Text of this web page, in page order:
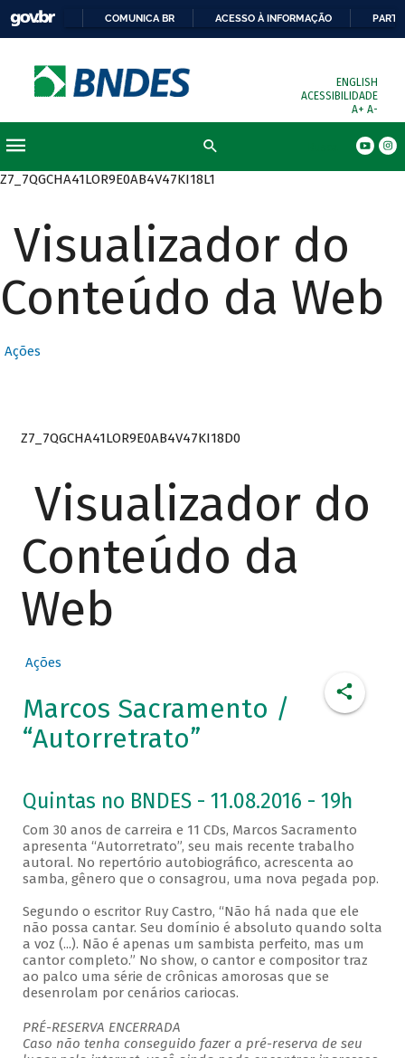
COMUNICA BR ACESSO À INFORMAÇÃO
ENGLISH
ACESSIBILIDADE
A+ A-
Z7_7QGCHA41LOR9E0AB4V47KI18L1
Visualizador do
Conteúdo da Web
Ações
Z7_7QGCHA41LOR9E0AB4V47KI18D0
Visualizador do
Conteúdo da
Web
Ações
Marcos Sacramento /
“Autorretrato”
Quintas no BNDES - 11.08.2016 - 19h
Com 30 anos de carreira e 11 CDs, Marcos Sacramento
apresenta “Autorretrato”, seu mais recente trabalho
autoral. No repertório autobiográfico, acrescenta ao
samba, gênero que o consagrou, uma nova pegada pop.
Segundo o escritor Ruy Castro, “Não há nada que ele
não possa cantar. Seu domínio é absoluto quando solta
a voz (...). Não é apenas um sambista perfeito, mas um
cantor completo.” No show, o cantor e compositor traz
ao palco uma série de crônicas amorosas que se
desenrolam por cenários cariocas.
PRÉ-RESERVA ENCERRADA
Caso não tenha conseguido fazer a pré-reserva de seu